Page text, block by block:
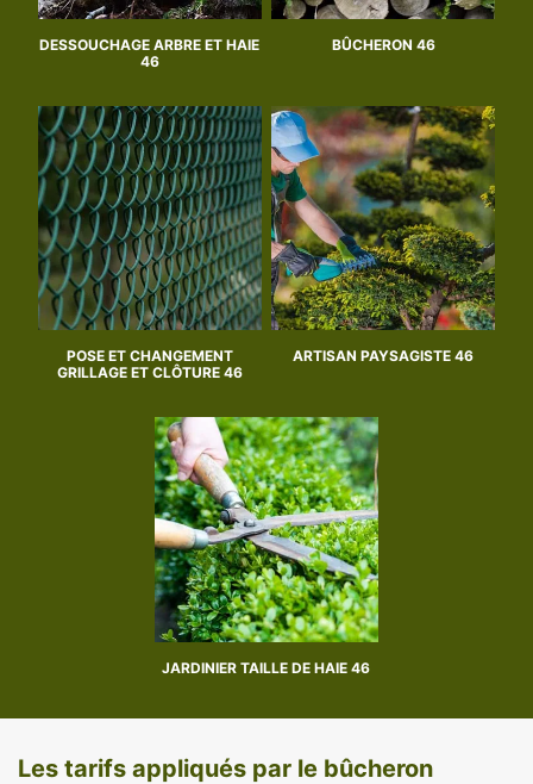
DESSOUCHAGE ARBRE ET HAIE
46
BÛCHERON 46
POSE ET CHANGEMENT
GRILLAGE ET CLÔTURE 46
ARTISAN PAYSAGISTE 46
JARDINIER TAILLE DE HAIE 46
Les tarifs appliqués par le bûcheron